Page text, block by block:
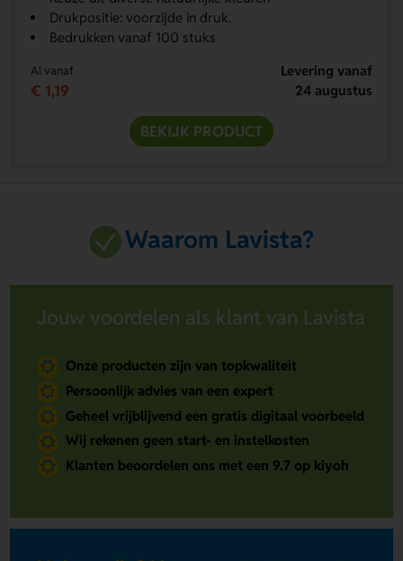
Drukpositie: voorzijde in druk.
Bedrukken vanaf 100 stuks
Al vanaf
€ 1,19
Levering vanaf
24 augustus
BEKIJK PRODUCT
Waarom Lavista?
Jouw voordelen als klant van Lavista
Onze producten zijn van topkwaliteit
Persoonlijk advies van een expert
Geheel vrijblijvend een gratis digitaal voorbeeld
Wij rekenen geen start- en instelkosten
Klanten beoordelen ons met een 9.7 op kiyoh